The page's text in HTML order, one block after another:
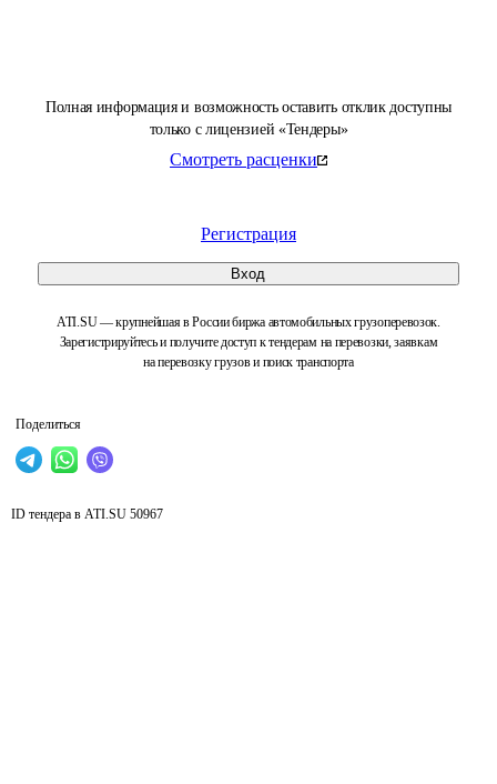
Полная информация и возможность оставить отклик доступны
только с лицензией «Тендеры»
Смотреть расценки
Регистрация
Вход
ATI.SU — крупнейшая в России биржа автомобильных грузоперевозок.
Зарегистрируйтесь и получите доступ к тендерам на перевозки, заявкам
на перевозку грузов и поиск транспорта
Поделиться
ID тендера в ATI.SU 50967